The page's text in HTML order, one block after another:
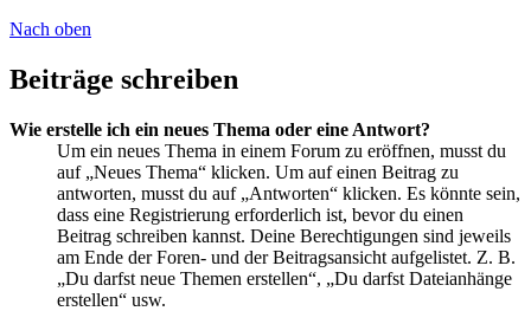
Nach oben
Beiträge schreiben
Wie erstelle ich ein neues Thema oder eine Antwort?
Um ein neues Thema in einem Forum zu eröffnen, musst du
auf „Neues Thema“ klicken. Um auf einen Beitrag zu
antworten, musst du auf „Antworten“ klicken. Es könnte sein,
dass eine Registrierung erforderlich ist, bevor du einen
Beitrag schreiben kannst. Deine Berechtigungen sind jeweils
am Ende der Foren- und der Beitragsansicht aufgelistet. Z. B.
„Du darfst neue Themen erstellen“, „Du darfst Dateianhänge
erstellen“ usw.